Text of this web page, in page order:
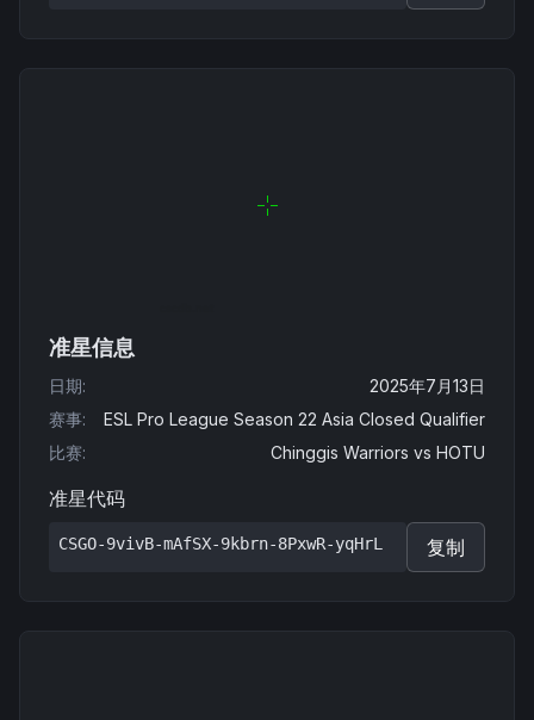
准星信息
日期:
2025年7月13日
赛事:
ESL Pro League Season 22 Asia Closed Qualifier
比赛: Chinggis Warriors vs HOTU
准星代码
CSGO-9vivB-mAfSX-9kbrn-8PxwR-yqHrL 复制